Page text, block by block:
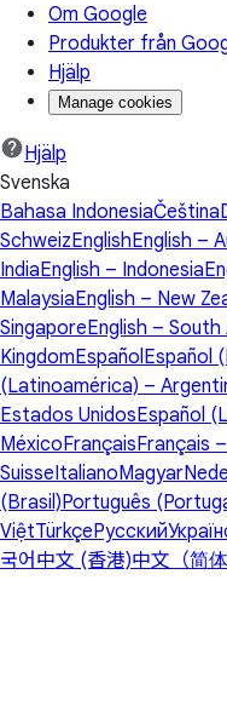
Om Google
Produkter från
Hjälp
Manage cookies
Hjälp
Svenska
Bahasa IndonesiaČeština
SchweizEnglishEnglish –
IndiaEnglish – Indonesia
MalaysiaEnglish – New
SingaporeEnglish –
KingdomEspañol Español
(Latinoamérica) –
Estados UnidosEspañol
MéxicoFrançaisFrançais
SuisseItalianoMagyar
(Brasil)Português
ViệtTürkçeРусский
국어 中文 (香港)中文（简体